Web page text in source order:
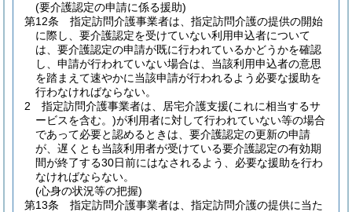
(要介護認定の申請に係る援助)
第12条
指定訪問介護事業者は、指定訪問介護の提供の開始
に際し、要介護認定を受けていない利用申込者について
は、要介護認定の申請が既に行われているかどうかを確認
し、申請が行われていない場合は、当該利用申込者の意思
を踏まえて速やかに当該申請が行われるよう必要な援助を
行わなければならない。
2
指定訪問介護事業者は、居宅介護支援(これに相当するサ
ービスを含む。)が利用者に対して行われていない等の場合
であって必要と認めるときは、要介護認定の更新の申請
が、遅くとも当該利用者が受けている要介護認定の有効期
間が終了する30日前にはなされるよう、必要な援助を行わ
なければならない。
(心身の状況等の把握)
第13条
指定訪問介護事業者は、指定訪問介護の提供に当た